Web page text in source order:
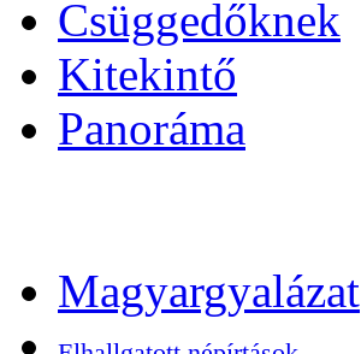
Csüggedőknek
Kitekintő
Panoráma
Magyargyalázat